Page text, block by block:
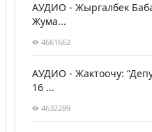
АУДИО - Жыргалбек
Жума...
4661662
АУДИО - Жактоочу:
16 ...
4632289